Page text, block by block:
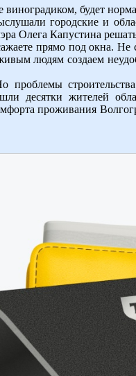
будет
городские и
Олега Капустина
прямо под окна. Не
людям создаем
десятки жителей
проживания